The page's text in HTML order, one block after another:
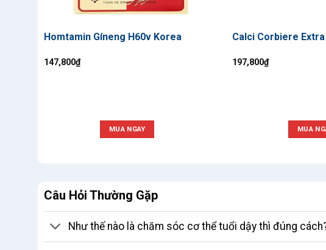
Homtamin Gíneng H60v Korea
147,800₫
MUA NGAY
Calci Corbiere
197,800₫
MUA
Câu Hỏi Thường Gặp
Như thế nào là chăm sóc cơ thể tuổi dậy thì đúng